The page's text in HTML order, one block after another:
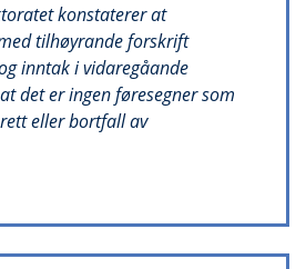
konstaterer at
tilhøyrande forskrift
inntak i vidaregåande
det er ingen føresegner som
eller bortfall av